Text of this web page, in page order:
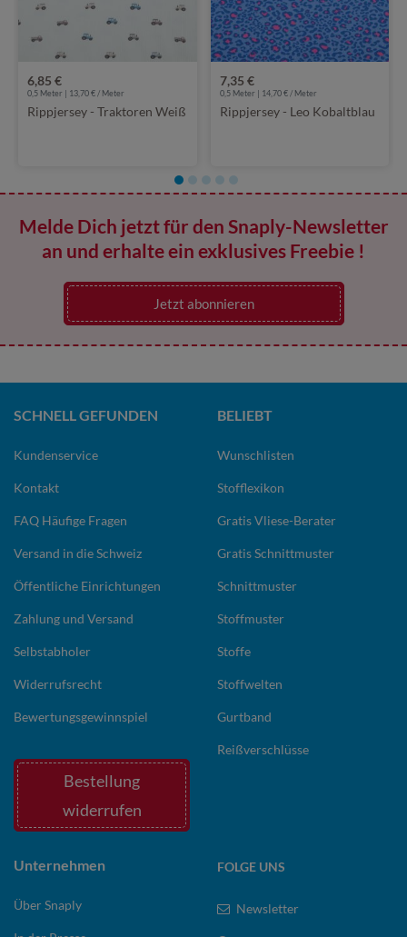
6,85 €
0,5 Meter | 13,70 € / Meter
Rippjersey - Traktoren Weiß
7,35 €
0,5 Meter | 14,70 € / Meter
Rippjersey - Leo Kobaltblau
Melde Dich jetzt für den Snaply-Newsletter
an und erhalte ein exklusives Freebie !
Jetzt abonnieren
SCHNELL GEFUNDEN
Kundenservice
Kontakt
FAQ Häufige Fragen
Versand in die Schweiz
Öffentliche Einrichtungen
Zahlung und Versand
Selbstabholer
Widerrufsrecht
Bewertungsgewinnspiel
Bestellung
widerrufen
BELIEBT
Wunschlisten
Stofflexikon
Gratis Vliese-Berater
Gratis Schnittmuster
Schnittmuster
Stoffmuster
Stoffe
Stoffwelten
Gurtband
Reißverschlüsse
Unternehmen
Über Snaply
FOLGE UNS
Newsletter